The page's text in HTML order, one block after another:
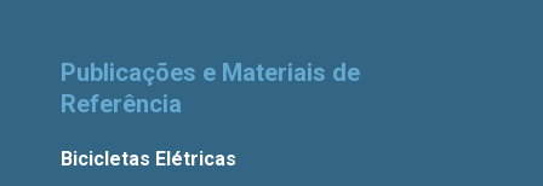
Publicações e Materiais de
Referência
Bicicletas Elétricas